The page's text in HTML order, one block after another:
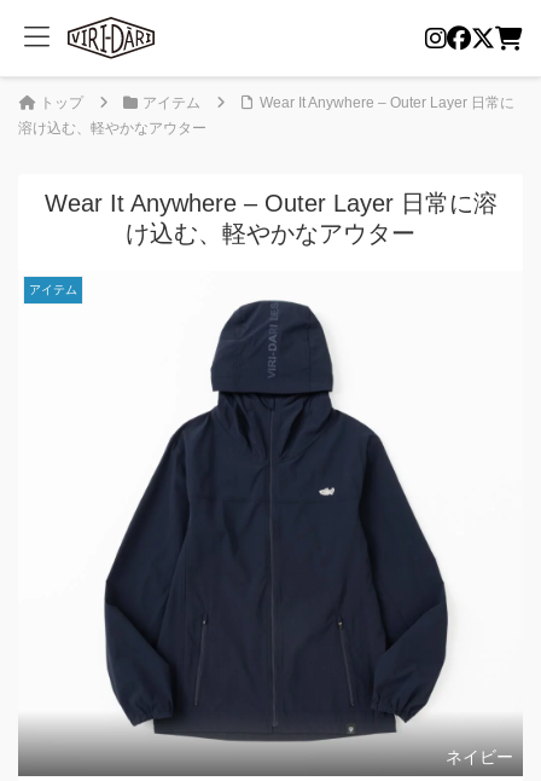
トップ アイテム
Wear It Anywhere – Outer Layer 日常に
溶け込む、軽やかなアウター
Wear It Anywhere – Outer Layer 日常に溶
け込む、軽やかなアウター
アイテム
ネイビー